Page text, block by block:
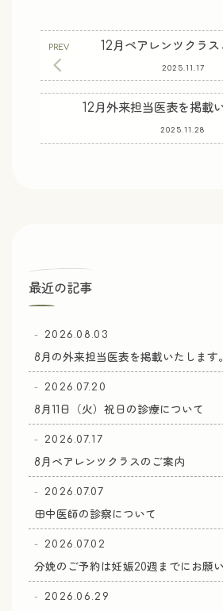
12月ペアレンツクラス
2025.11.17
12月外来担当医表を掲載
2025.11.28
最近の記事
2026.08.03
8月の外来担当医表を掲載いたします。
2026.07.20
8月11日（火）祝日の診療について
2026.07.17
8月ペアレンツクラスのご案内
2026.07.07
田中医師の診察について
2026.07.02
分娩のご予約は妊娠20週までにお願
2026.06.29